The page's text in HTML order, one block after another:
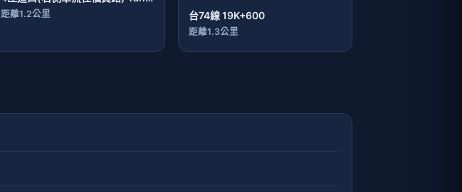
Access Rd/Highway No. 4
距離1.2公里 台74線 19K+600
距離1.3公里